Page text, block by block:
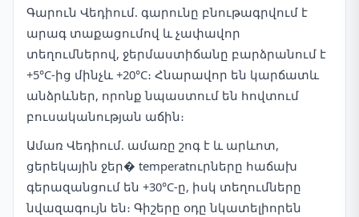
Գարուն Վեդիում. գարունը բնութագրվում է
արագ տաքացումով և չափավոր
տեղումներով, ջերմաստիճանը բարձրանում է
+5°C-ից մինչև +20°C։ Հնարավոր են կարճատև
անձրևներ, որոնք նպաստում են հովտում
բուսականության աճին։
Ամառ Վեդիում. ամառը շոգ է և արևոտ,
ցերեկային ջեր� temperatուրները հաճախ
գերազանցում են +30°C-ը, իսկ տեղումները
նվազագույն են։ Գիշերը օդը նկատելիորեն